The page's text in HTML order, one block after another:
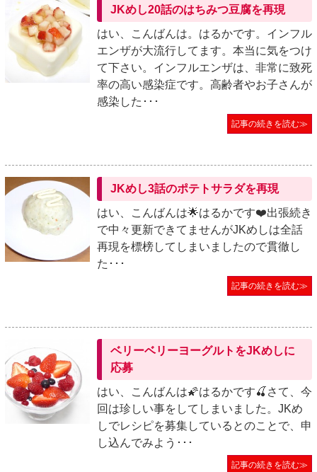
JKめし20話のはちみつ豆腐を再現
はい、こんばんは。はるかです。インフル
エンザが大流行してます。本当に気をつけ
て下さい。インフルエンザは、非常に致死
率の高い感染症です。高齢者やお子さんが
感染した･･･
記事の続きを読む≫
JKめし3話のポテトサラダを再現
はい、こんばんは🌟はるかです❤️出張続き
で中々更新できてませんがJKめしは全話
再現を標榜してしまいましたので貫徹し
た･･･
記事の続きを読む≫
ベリーベリーヨーグルトをJKめしに
応募
はい、こんばんは🌠はるかです🍒さて、今
回は珍しい事をしてしまいました。JKめ
しでレシピを募集しているとのことで、申
し込んでみよう･･･
記事の続きを読む≫